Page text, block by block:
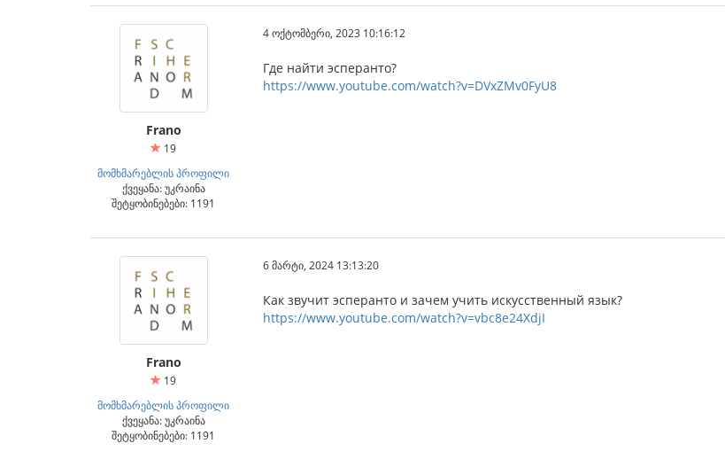
Frano
19
მომხმარებლის პროფილი
ქვეყანა: უკრაინა
შეტყობინებები: 1191
4 ოქტომბერი, 2023 10:16:12
Где найти эсперанто?
https://www.youtube.com/watch?v=DVxZMv0FyU8
Frano
19
მომხმარებლის პროფილი
ქვეყანა: უკრაინა
შეტყობინებები: 1191
6 მარტი, 2024 13:13:20
Как звучит эсперанто и зачем учить искусственный язык?
https://www.youtube.com/watch?v=vbc8e24XdjI